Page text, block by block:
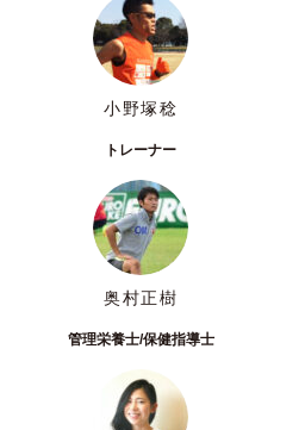
小野塚稔
トレーナー
奥村正樹
管理栄養士/保健指導士